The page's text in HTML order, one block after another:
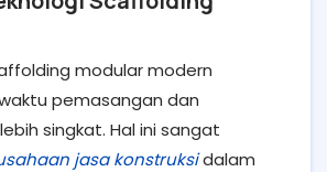
modular modern
pemasangan dan
singkat. Hal ini sangat
jasa konstruksidalam